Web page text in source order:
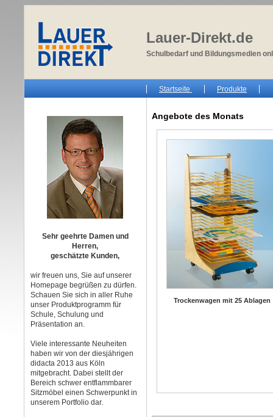
Lauer-Direkt.de
Schulbedarf und Bildungsmedien
Startseite Produkte
Sehr geehrte Damen und
Herren,
geschätzte Kunden,
wir freuen uns, Sie auf unserer
Homepage begrüßen zu dürfen.
Schauen Sie sich in aller Ruhe
unser Produktprogramm für
Schule, Schulung und
Präsentation an.
Viele interessante Neuheiten
haben wir von der diesjährigen
didacta 2013 aus Köln
mitgebracht. Dabei stellt der
Bereich schwer entflammbarer
Sitzmöbel einen Schwerpunkt in
unserem Portfolio dar.
Angebote des Monats
Trockenwagen mit 25 Ablagen